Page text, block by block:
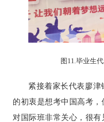
图 11.毕业生
紧接着家长代表廖津
的初衷是想考中国高考
对国际班非常关心，很